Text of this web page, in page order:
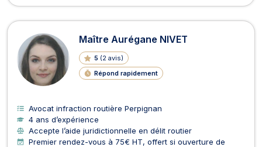
Maître Aurégane NIVET
5 (2 avis)
Répond rapidement
Avocat infraction routière Perpignan
4 ans d’expérience
Accepte l’aide juridictionnelle en délit routier
Premier rendez-vous à 75€ HT, offert si ouverture de